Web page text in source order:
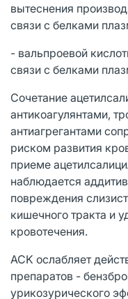
вытеснения
связи с белками
- вальпроевой
связи с белками
Сочетание
антикоагулянтами,
антиагрегантами
риском развития
приеме
наблюдается
повреждения
кишечного тракта и
кровотечения.
ACK ослабляет
препаратов -
урикозурического